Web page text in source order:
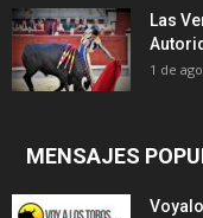
Las
1 de
MENSAJES